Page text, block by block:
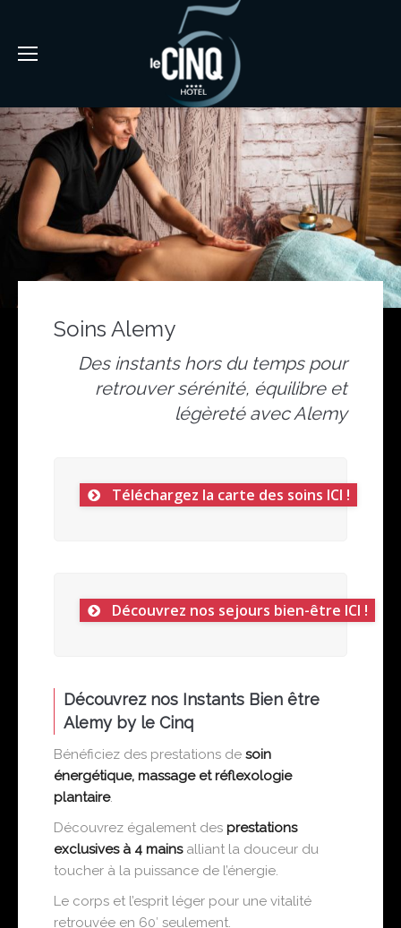
Soins Alemy
Des instants hors du temps pour
retrouver sérénité, équilibre et
légèreté avec Alemy
Téléchargez la carte des soins ICI !
Découvrez nos sejours bien-être ICI !
Découvrez nos Instants Bien être
Alemy by le Cinq
Bénéficiez des prestations de soin
énergétique, massage et réflexologie
plantaire.
Découvrez également des prestations
exclusivesà 4 mainsalliant la douceur du
toucher à la puissance de l’énergie.
Le corps et l’esprit léger pour une vitalité
retrouvée en 60′ seulement.